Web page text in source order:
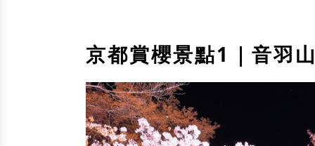
京都賞櫻景點1｜音羽